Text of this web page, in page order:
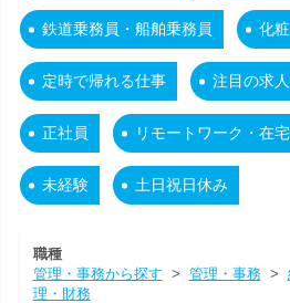
鉄道乗務員・船舶乗務員 化
定時で帰れる仕事 注目の求
正社員 リモートワーク・在
未経験 土日祝日休み
職種
管理・事務から探す > 管理・事務>
理・財務